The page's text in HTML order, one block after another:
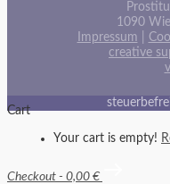
1090
Impressum
creative
Cart
Your cart is empty!
Checkout - 0,00 €